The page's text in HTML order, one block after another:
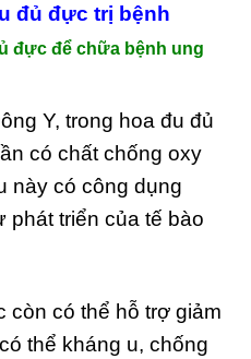
đủ đực trị bệnh
đực để chữa bệnh ung
Y, trong hoa đu đủ
có chất chống oxy
này có công dụng
phát triển của tế bào
còn có thể hỗ trợ giảm
thể kháng u, chống